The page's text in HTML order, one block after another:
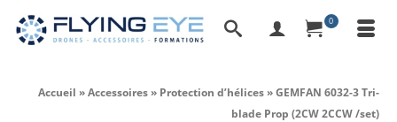
0
Accueil »Accessoires» Protection d’hélices»GEMFAN 6032-3 Tri-
blade Prop (2CW 2CCW /set)